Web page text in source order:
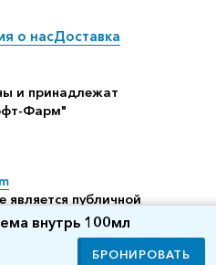
внутрь 100мл
БРОНИРОВАТЬ
о насДоставка
и принадлежат
Фарм"
является публичной
среднюю стоимость
в аптеке (по данным нашего